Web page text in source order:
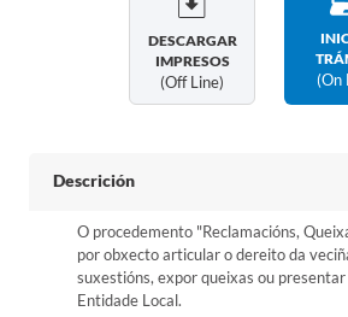
DESCARGAR
IMPRESOS
(off Line) (on
Descrición
O procedemento "Reclamacións,
por obxecto articular o dereito da
suxestións, expor queixas ou
Entidade Local.